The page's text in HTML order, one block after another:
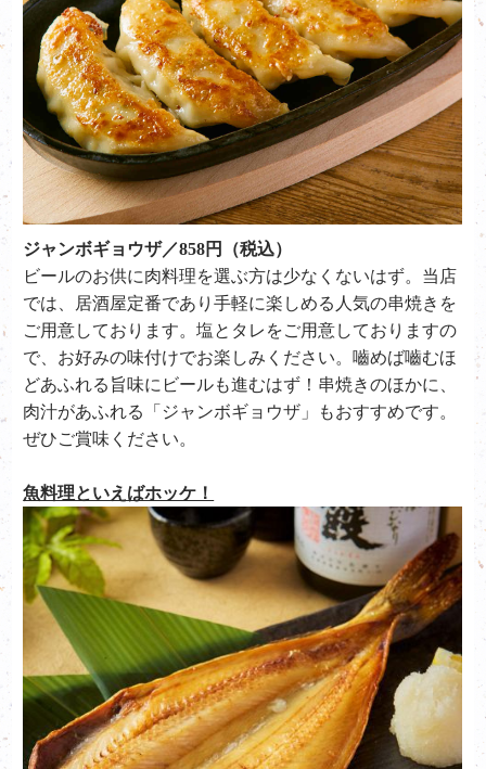
ジャンボギョウザ／858円（税込）
ビールのお供に肉料理を選ぶ方は少なくないはず。当店
では、居酒屋定番であり手軽に楽しめる人気の串焼きを
ご用意しております。塩とタレをご用意しておりますの
で、お好みの味付けでお楽しみください。嚙めば嚙むほ
どあふれる旨味にビールも進むはず！串焼きのほかに、
肉汁があふれる「ジャンボギョウザ」もおすすめです。
ぜひご賞味ください。
魚料理といえばホッケ！